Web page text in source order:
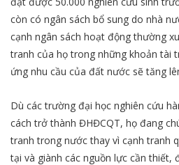
còn có ngân sách bổ sung do nhà
cạnh ngân sách hoạt động thường
tranh của họ trong những khoản tài
ứng nhu cầu của đất nước sẽ tăng
Dù các trường đại học nghiên cứu
cách trở thành ĐHĐCQT, họ đang
tranh trong nước thay vì cạnh tranh
tại và giành các nguồn lực cần thiết,